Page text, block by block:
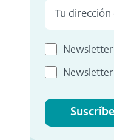
Newsletter